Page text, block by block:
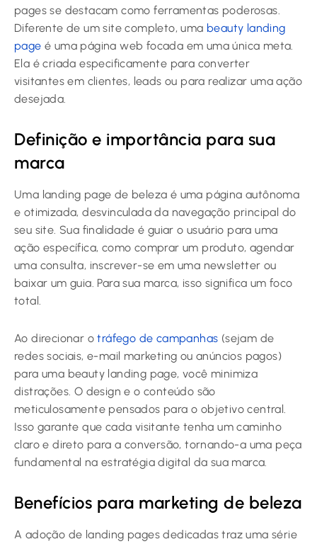
pages se destacam como ferramentas poderosas.
Diferente de um site completo, uma beauty landing
page é uma página web focada em uma única meta.
Ela é criada especificamente para converter
visitantes em clientes, leads ou para realizar uma ação
desejada.
Definição e importância para sua
marca
Uma landing page de beleza é uma página autônoma
e otimizada, desvinculada da navegação principal do
seu site. Sua finalidade é guiar o usuário para uma
ação específica, como comprar um produto, agendar
uma consulta, inscrever-se em uma newsletter ou
baixar um guia. Para sua marca, isso significa um foco
total.
Ao direcionar otráfego de campanhas (sejam de
redes sociais, e-mail marketing ou anúncios pagos)
para uma beauty landing page, você minimiza
distrações. O design e o conteúdo são
meticulosamente pensados para o objetivo central.
Isso garante que cada visitante tenha um caminho
claro e direto para a conversão, tornando-a uma peça
fundamental na estratégia digital da sua marca.
Benefícios para marketing de beleza
A adoção de landing pages dedicadas traz uma série